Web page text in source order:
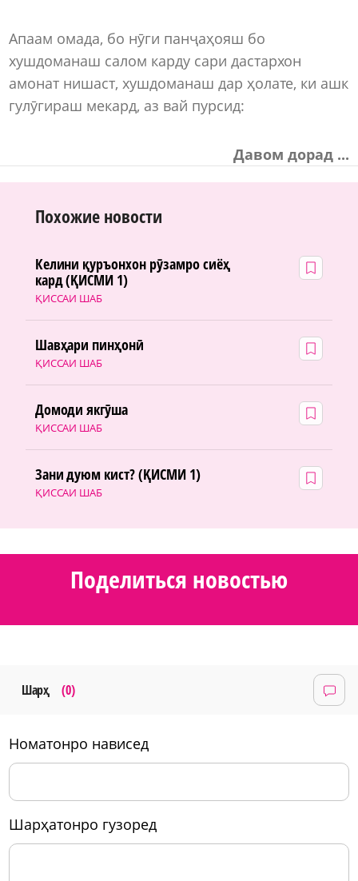
Апаам омада, бо нӯги панҷаҳояш бо
хушдоманаш салом карду сари дастархон
амонат нишаст, хушдоманаш дар ҳолате, ки ашк
гулӯгираш мекард, аз вай пурсид:
Давом дорад ...
Похожие новости
ҚИССАИ ШАБ
Келини қуръонхон рӯзамро сиёҳ
кард (ҚИСМИ 1)
ҚИССАИ ШАБ
Шавҳари пинҳонӣ
ҚИССАИ ШАБ
Домоди якгӯша
ҚИССАИ ШАБ
Зани дуюм кист? (ҚИСМИ 1)
Поделиться новостью
Шарҳ (0)
номатонро нависед
шарҳатонро гузоред